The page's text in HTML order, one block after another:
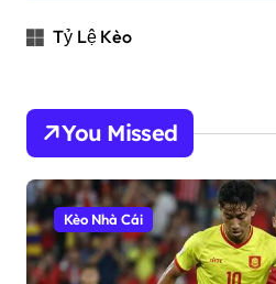
Tỷ Lệ Kèo
You Missed
Kèo Nhà Cái